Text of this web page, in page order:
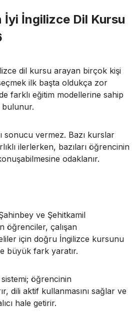
İyi İngilizce Dil Kursu
dil kursu arayan birçok kişi
ilk başta oldukça zor
farklı eğitim modellerine sahip
bulunur.
sonucu vermez. Bazı kurslar
ilerlerken, bazıları öğrencinin
odaklanır.
ve Şehitkamil
öğrenciler, çalışan
için doğru İngilizce kursunu
büyük fark yaratır.
öğrencinin
dili aktif kullanmasını sağlar ve
hale getirir.